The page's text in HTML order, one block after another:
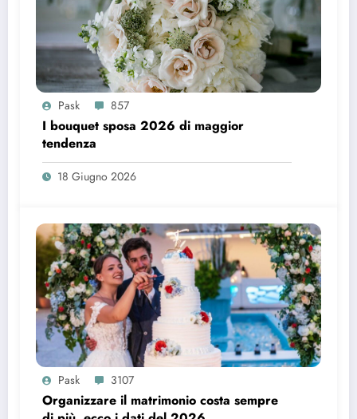
Pask 857
I bouquet sposa 2026 di maggior
tendenza
18 Giugno 2026
Pask 3107
Organizzare il matrimonio costa sempre